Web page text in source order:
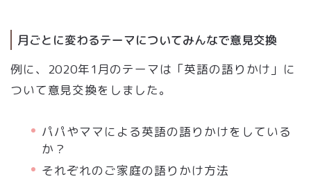
月ごとに変わるテーマについてみんなで意見交換
例に、2020年1月のテーマは「英語の語りかけ」に
ついて意見交換をしました。
パパやママによる英語の語りかけをしている
か？
それぞれのご家庭の語りかけ方法